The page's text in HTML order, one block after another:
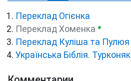
Переклад Огієнка
Переклад Хоменка ●
Переклад Куліша та Пулюя
Українська Біблія. Турконяк